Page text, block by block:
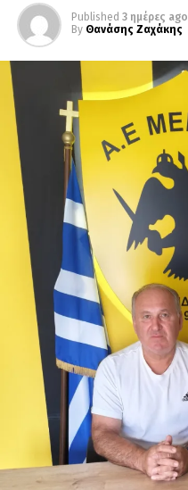
Published 3 ημέρες ago
By Θανάσης Ζαχάκης